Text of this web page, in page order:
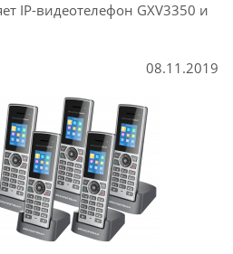
IP-видеотелефон GXV3350 и
08.11.2019